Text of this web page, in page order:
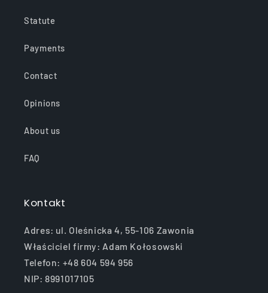
Statute
Payments
Contact
Opinions
About us
FAQ
Kontakt
Adres: ul. Oleśnicka 4, 55-106 Zawonia
Właściciel firmy: Adam Kołosowski
Telefon: +48 604 594 956
NIP: 8991017105